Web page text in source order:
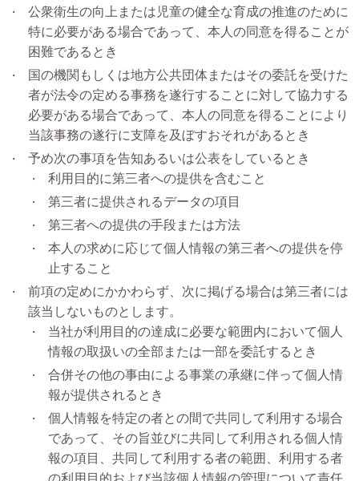
公衆衛生の向上または児童の健全な育成の推進のために
特に必要がある場合であって、本人の同意を得ることが
困難であるとき
国の機関もしくは地方公共団体またはその委託を受けた
者が法令の定める事務を遂行することに対して協力する
必要がある場合であって、本人の同意を得ることにより
当該事務の遂行に支障を及ぼすおそれがあるとき
予め次の事項を告知あるいは公表をしているとき
利用目的に第三者への提供を含むこと
第三者に提供されるデータの項目
第三者への提供の手段または方法
本人の求めに応じて個人情報の第三者への提供を停
止すること
前項の定めにかかわらず、次に掲げる場合は第三者には
該当しないものとします。
当社が利用目的の達成に必要な範囲内において個人
情報の取扱いの全部または一部を委託するとき
合併その他の事由による事業の承継に伴って個人情
報が提供されるとき
個人情報を特定の者との間で共同して利用する場合
であって、その旨並びに共同して利用される個人情
報の項目、共同して利用する者の範囲、利用する者
の利用目的および当該個人情報の管理について責任